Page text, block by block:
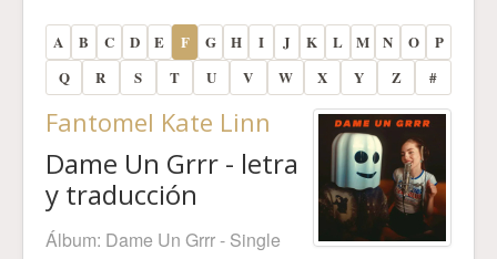
A B C D E F G H I J K L M N O
P
Q
R S T U V W X Y Z #
Fantomel Kate Linn
Dame Un Grrr - letra
y traducción
Álbum: Dame Un Grrr - Single